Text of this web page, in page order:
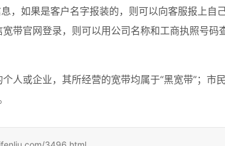
，如果是客户名字报装的，则可以向客服报上自
带官网登录，则可以用公司名称和工商执照号码
人或企业，其所经营的宽带均属于“黑宽带”；市